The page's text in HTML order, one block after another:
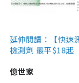
延伸閱讀：【快速
檢測劑 最平$18
億世家